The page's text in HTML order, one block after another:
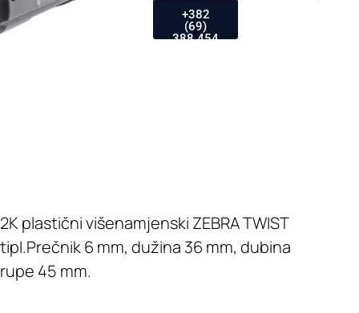
+382
(69)
388 454
2K plastični višenamjenski ZEBRA TWIST
tipl.Prečnik 6 mm, dužina 36 mm, dubina
rupe 45 mm.